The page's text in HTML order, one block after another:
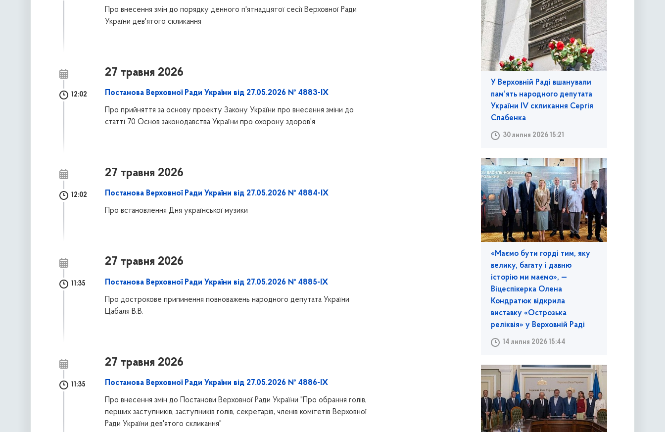
Про внесення змін до порядку денного п'ятнадцятої сесії Верховної Ради
України дев'ятого скликання
27 травня 2026
12:02 Постанова Верховної Ради України від 27.05.2026 № 4883-IX
Про прийняття за основу проекту Закону України про внесення зміни до
статті 70 Основ законодавства України про охорону здоров'я
27 травня 2026
12:02 Постанова Верховної Ради України від 27.05.2026 № 4884-IX
Про встановлення Дня української музики
27 травня 2026
11:35 Постанова Верховної Ради України від 27.05.2026 № 4885-IX
Про дострокове припинення повноважень народного депутата України
Цабаля В.В.
27 травня 2026
11:35 Постанова Верховної Ради України від 27.05.2026 № 4886-IX
Про внесення змін до Постанови Верховної Ради України "Про обрання голів,
перших заступників, заступників голів, секретарів, членів комітетів Верховної
Ради України дев'ятого скликання"
У Верховній Раді вшанували
пам’ять народного депутата
України IV скликання Сергія
Слабенка
30 липня 2026 15:21
«Маємо бути горді тим, яку
велику, багату і давню
історію ми маємо», —
Віцеспікерка Олена
Кондратюк відкрила
виставку «Острозька
реліквія» у Верховній Раді
14 липня 2026 15:44